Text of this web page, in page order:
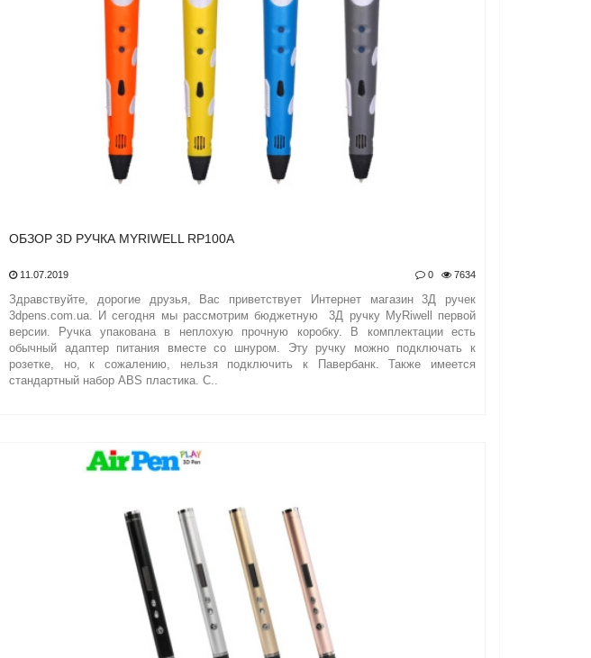
ОБЗОР 3D РУЧКА MYRIWELL RP100A
11.07.2019 0 7634
Здравствуйте, дорогие друзья, Вас приветствует Интернет магазин 3Д ручек
3dpens.com.ua. И сегодня мы рассмотрим бюджетную 3Д ручку MyRiwell первой
версии. Ручка упакована в неплохую прочную коробку. В комплектации есть
обычный адаптер питания вместе со шнуром. Эту ручку можно подключать к
розетке, но, к сожалению, нельзя подключить к Павербанк. Также имеется
стандартный набор ABS пластика. С..